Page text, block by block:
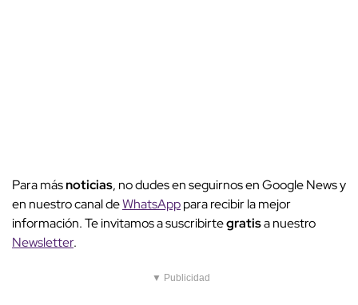
Para másnoticias, no dudes en seguirnos en Google News y
en nuestro canal deWhatsApppara recibir la mejor
información. Te invitamos a suscribirtegratisa nuestro
Newsletter.
▼ Publicidad